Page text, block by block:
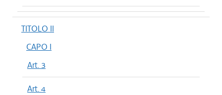
TITOLO II
CAPO I
Art. 3
Art. 4